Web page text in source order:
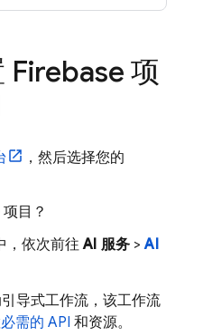
Firebase 项
，然后选择您的
目？
，依次前往AI 服务 >AI
引导式工作流，该工作流
必需的 API 和资源。